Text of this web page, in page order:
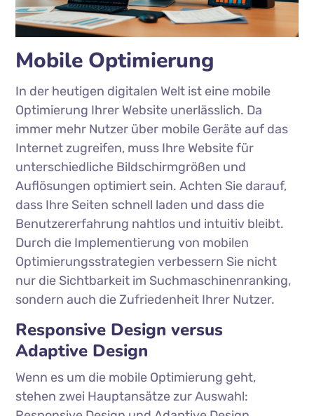
Mobile Optimierung
In der heutigen digitalen Welt ist eine mobile
Optimierung Ihrer Website unerlässlich. Da
immer mehr Nutzer über mobile Geräte auf das
Internet zugreifen, muss Ihre Website für
unterschiedliche Bildschirmgrößen und
Auflösungen optimiert sein. Achten Sie darauf,
dass Ihre Seiten schnell laden und dass die
Benutzererfahrung nahtlos und intuitiv bleibt.
Durch die Implementierung von mobilen
Optimierungsstrategien verbessern Sie nicht
nur die Sichtbarkeit im Suchmaschinenranking,
sondern auch die Zufriedenheit Ihrer Nutzer.
Responsive Design versus
Adaptive Design
Wenn es um die mobile Optimierung geht,
stehen zwei Hauptansätze zur Auswahl: